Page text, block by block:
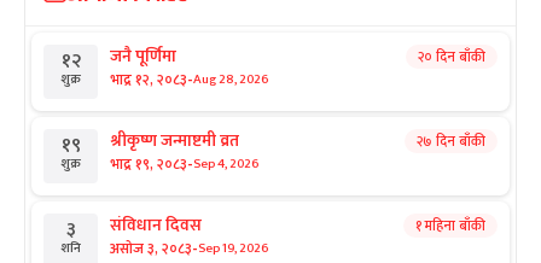
१२
शुक्र
जनै पूर्णिमा
भाद्र १२, २०८३-Aug 28, 2026
२० दिन बाँकी
१९
शुक्र
श्रीकृष्ण जन्माष्टमी व्रत
भाद्र १९, २०८३-Sep 4, 2026
२७ दिन बाँकी
३
शनि
संविधान दिवस
असोज ३, २०८३-Sep 19, 2026
१ महिना बाँकी